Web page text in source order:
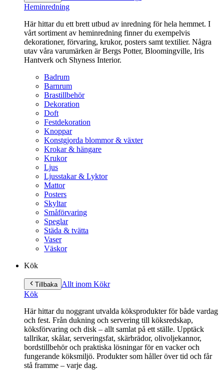
Heminredning
Här hittar du ett brett utbud av inredning för hela hemmet. I
vårt sortiment av heminredning finner du exempelvis
dekorationer, förvaring, krukor, posters samt textilier. Några
utav våra varumärken är Bergs Potter, Bloomingville, Iris
Hantverk och Shyness Interior.
Badrum
Barnrum
Brastillbehör
Dekoration
Doft
Festdekoration
Knoppar
Konstgjorda blommor & växter
Krokar & hängare
Krukor
Ljus
Ljusstakar & Lyktor
Mattor
Posters
Skyltar
Småförvaring
Speglar
Städa & tvätta
Vaser
Väskor
Kök
Tillbaka Allt inom Kökr
Kök
Här hittar du noggrant utvalda köksprodukter för både vardag
och fest. Från dukning och servering till köksredskap,
köksförvaring och disk – allt samlat på ett ställe. Upptäck
tallrikar, skålar, serveringsfat, skärbrädor, olivoljekannor,
bordstillbehör och praktiska lösningar för en vacker och
fungerande köksmiljö. Produkter som håller över tid och får
stå framme – varje dag.